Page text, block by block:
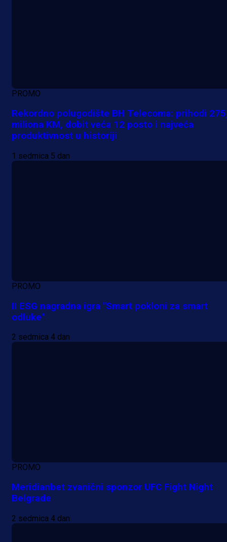
PROMO
Rekordno polugodište BH Telecoma: prihodi
miliona KM, dobit veća 12 posto i najveća
produktivnost u historiji
1 sedmica 5 dan
PROMO
II ESG nagradna igra "Smart pokloni za smart
odluke"
2 sedmica 4 dan
PROMO
Meridianbet zvanični sponzor UFC Fight Night
Belgrade
2 sedmica 4 dan